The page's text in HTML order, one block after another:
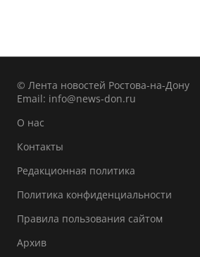
© Лента новостей Ростова-на-Дону
Email: info@news-don.ru
О нас
Контакты
Редакционная политика
Политика конфиденциальности
Правила пользования сайтом
Архив